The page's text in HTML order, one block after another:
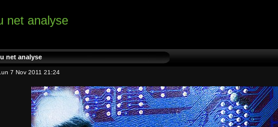
net analyse
net analyse
7 Nov 2011 21:24